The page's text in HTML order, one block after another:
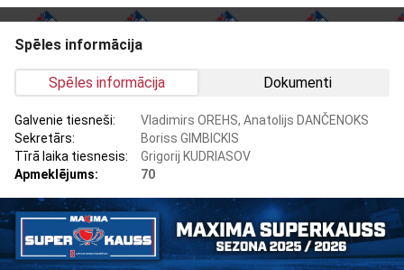
Spēles informācija
Spēles informācija Dokumenti
Galvenie tiesneši:
Vladimirs OREHS, Anatolijs DANČENOKS
Sekretārs:
Boriss GIMBICKIS
Tīrā laika tiesnesis:
Grigorij KUDRIASOV
Apmeklējums:
70